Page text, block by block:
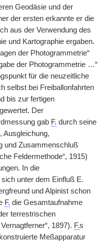
Geodäsie und der
der ersten erkannte er die
aus der Verwendung des
und Kartographie ergaben.
der Photogrammetrie“
der Photogrammetrie …“
für die neuzeitliche
selbst bei Freiballonfahrten
bis zur fertigen
Der
gab F. durch seine
Ausgleichung,
und Zusammenschluß
Feldermethode“, 1915)
In die
unter dem Einfluß E.
und Alpinist schon
F. die Gesamtaufnahme
terrestrischen
1897). F.s
Meßapparatur